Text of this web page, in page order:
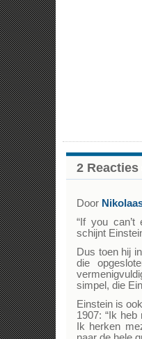
2
Door
“If you can’t
schijnt
Dus toen hij
die
simpel, die
Einstein is
1907: “Ik
Ik herken